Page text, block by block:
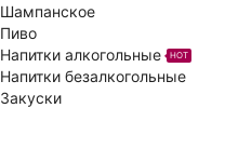
Шампанское
Пиво
Напитки алкогольные
HOT
Напитки безалкогольные
Закуски